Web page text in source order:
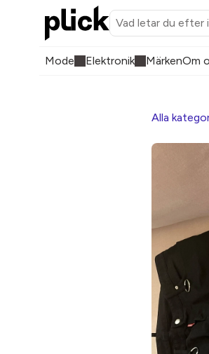
Mode Elektronik MärkenOm
Alla